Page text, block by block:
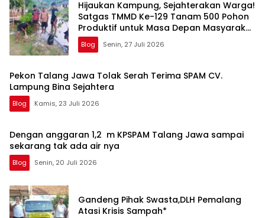
Hijaukan Kampung, Sejahterakan Warga!
Satgas TMMD Ke-129 Tanam 500 Pohon
Produktif untuk Masa Depan Masyarakat
Sesor
Blog Senin, 27 Juli 2026
Pekon Talang Jawa Tolak Serah Terima SPAM CV.
Lampung Bina Sejahtera
Blog Kamis, 23 Juli 2026
Dengan anggaran 1,2 m KPSPAM Talang Jawa sampai
sekarang tak ada air nya
Blog Senin, 20 Juli 2026
Gandeng Pihak Swasta,DLH Pemalang
Atasi Krisis Sampah*